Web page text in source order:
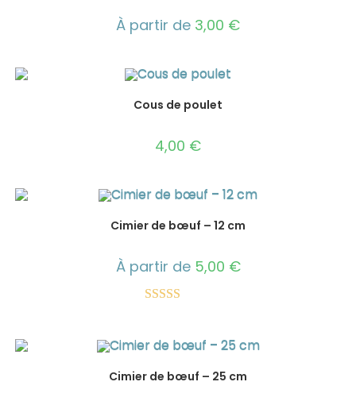
À partir de 3,00 €
Cous de poulet
4,00 €
Cimier de bœuf – 12 cm
À partir de 5,00 €
Cimier de bœuf – 25 cm